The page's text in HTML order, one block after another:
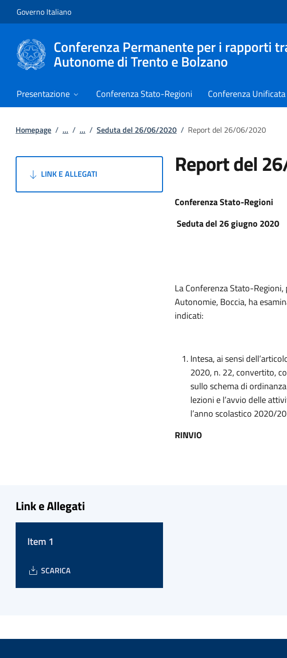
Governo Italiano
Conferenza Permanente per i rapporti
Autonome di Trento e Bolzano
Presentazione Conferenza Stato-Regioni Conferenza Unificata
Homepage / ... / ... / Seduta del 26/06/2020 / Report del 26/06/2020
LINK E ALLEGATI Report del
Conferenza Stato-Regioni
Seduta del 26 giugno 2020
La Conferenza Stato-
Autonomie, Boccia, ha
indicati:
Intesa, ai sensi
2020, n. 22, convertito,
sullo schema di
lezioni e l’avvio delle
l’anno scolastico 2020/
RINVIO
Link e Allegati
Item 1
SCARICA